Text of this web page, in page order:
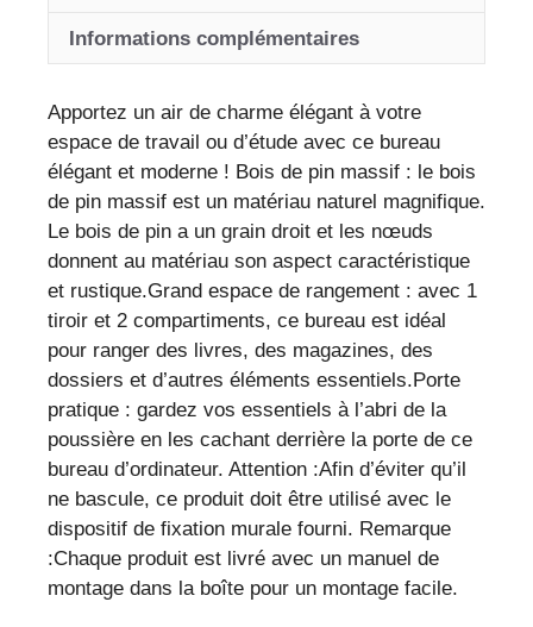
rangement
–
mobilier
moderne
et
robuste
pour
espace
de
travail
sophistiqué
Informations complémentaires
Apportez un air de charme élégant à votre
espace de travail ou d’étude avec ce bureau
élégant et moderne ! Bois de pin massif : le bois
de pin massif est un matériau naturel magnifique.
Le bois de pin a un grain droit et les nœuds
donnent au matériau son aspect caractéristique
et rustique.Grand espace de rangement : avec 1
tiroir et 2 compartiments, ce bureau est idéal
pour ranger des livres, des magazines, des
dossiers et d’autres éléments essentiels.Porte
pratique : gardez vos essentiels à l’abri de la
poussière en les cachant derrière la porte de ce
bureau d’ordinateur. Attention :Afin d’éviter qu’il
ne bascule, ce produit doit être utilisé avec le
dispositif de fixation murale fourni. Remarque
:Chaque produit est livré avec un manuel de
montage dans la boîte pour un montage facile.